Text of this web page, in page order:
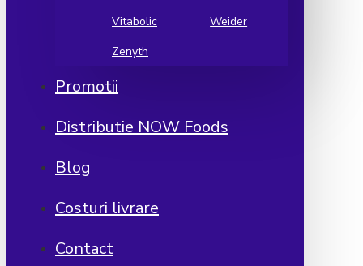
Vitabolic
Weider
Zenyth
Promotii
Distributie NOW Foods
Blog
Costuri livrare
Contact